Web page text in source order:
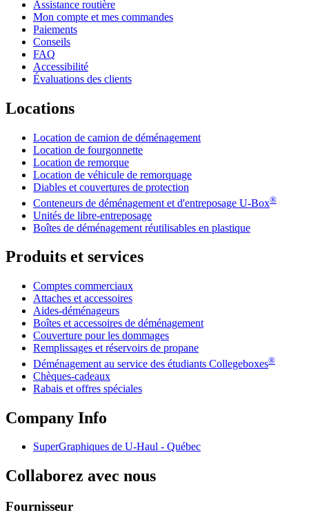
Assistance routière
Mon compte et mes commandes
Paiements
Conseils
FAQ
Accessibilité
Évaluations des clients
Locations
Location de camion de déménagement
Location de fourgonnette
Location de remorque
Location de véhicule de remorquage
Diables et couvertures de protection
Conteneurs de déménagement et d'entreposage U-Box®
Unités de libre-entreposage
Boîtes de déménagement réutilisables en plastique
Produits et services
Comptes commerciaux
Attaches et accessoires
Aides-déménageurs
Boîtes et accessoires de déménagement
Couverture pour les dommages
Remplissages et réservoirs de propane
Déménagement au service des étudiants Collegeboxes®
Chèques-cadeaux
Rabais et offres spéciales
Company Info
SuperGraphiques de U-Haul - Québec
Collaborez avec nous
Fournisseur